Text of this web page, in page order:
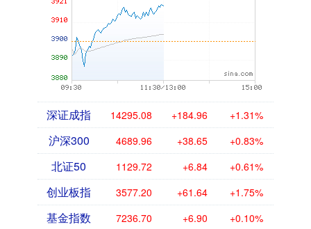
深证成指 14295.08 +184.96 +1.31%
沪深300 4689.96 +38.65 +0.83%
北证50 1129.72 +6.84 +0.61%
创业板指 3577.20 +61.64 +1.75%
基金指数 7236.70 +6.90 +0.10%